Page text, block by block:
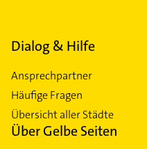
Dialog & Hilfe
Ansprechpartner
Häufige Fragen
Übersicht aller Städte
Über Gelbe Seiten